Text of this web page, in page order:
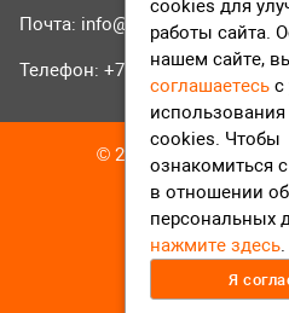
Почта: info@tvr24.tv
Телефон: +7 (496) 551-04-95
© 2016-2023 ТВР24
cookies для
работы сайта.
нашем сайте,
соглашаетесь с
cookies. Чтобы
ознакомиться
в отношении
персональных
нажмите здесь.
Я